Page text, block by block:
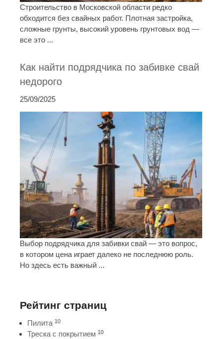
Строительство в Московской области редко
обходится без свайных работ. Плотная застройка,
сложные грунты, высокий уровень грунтовых вод —
все это ...
Как найти подрядчика по забивке свай
недорого
25/09/2025
Выбор подрядчика для забивки свай — это вопрос,
в котором цена играет далеко не последнюю роль.
Но здесь есть важный ...
Рейтинг страниц
Пилита 10
Треска с покрытием 10